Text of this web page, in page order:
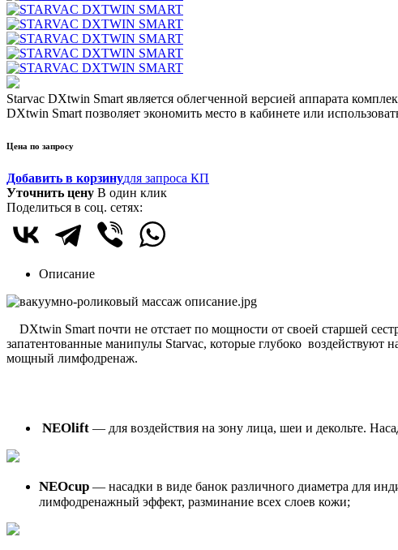
Starvac DXtwin Smart является облегченной версией аппарата
DXtwin Smart позволяет экономить место в кабинете или
Цена по запросу
Добавить в корзинудля запроса КП
Уточнить цену В один клик
Поделиться в соц. сетях:
Описание
DXtwin Smart почти не отстает по мощности от своей старшей
запатентованные манипулы Starvac, которые глубоко
мощный лимфодренаж.
NEOlift — для воздействия на зону лица, шеи и декольте.
NEOcup — насадки в виде банок различного диаметра для
лимфодренажный эффект, разминание всех слоев кожи;